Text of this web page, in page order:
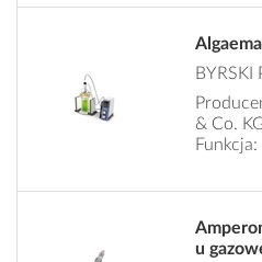
BYRSKI
& Co.
u